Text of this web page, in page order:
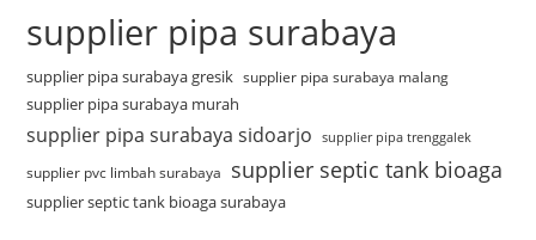
supplier pipa surabaya
supplier pipa surabaya gresik supplier pipa surabaya malang
supplier pipa surabaya murah
supplier pipa surabaya sidoarjo supplier pipa trenggalek
supplier pvc limbah surabaya supplier septic tank bioaga
supplier septic tank bioaga surabaya